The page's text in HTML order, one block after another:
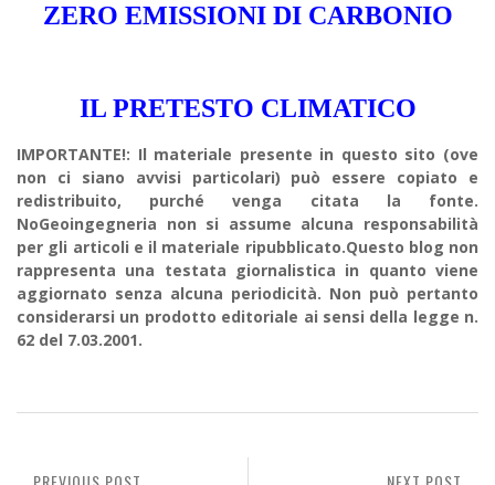
ZERO EMISSIONI DI CARBONIO
IL PRETESTO CLIMATICO
IMPORTANTE!: Il materiale presente in questo sito (ove
non ci siano avvisi particolari) può essere copiato e
redistribuito, purché venga citata la fonte.
NoGeoingegneria non si assume alcuna responsabilità
per gli articoli e il materiale ripubblicato.Questo blog non
rappresenta una testata giornalistica in quanto viene
aggiornato senza alcuna periodicità. Non può pertanto
considerarsi un prodotto editoriale ai sensi della legge n.
62 del 7.03.2001.